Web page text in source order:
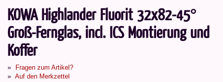
KOWA Highlander Fluorit 32x82-45°
Groß-Fernglas, incl. ICS Montierung und
Koffer
Fragen zum Artikel?
Auf den Merkzettel